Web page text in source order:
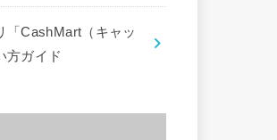
「CashMart（キャッ
方ガイド